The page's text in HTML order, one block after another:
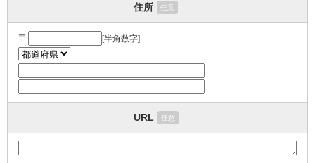
住所 任意
〒 [半角数字]
URL 任意